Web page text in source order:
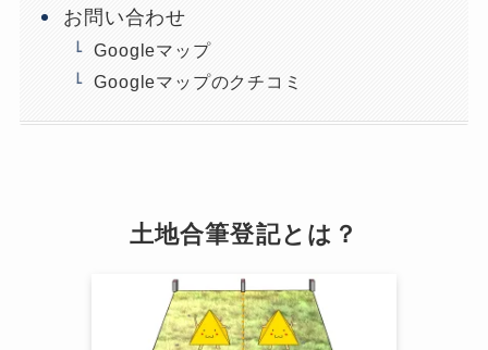
お問い合わせ
Googleマップ
Googleマップのクチコミ
土地合筆登記とは？